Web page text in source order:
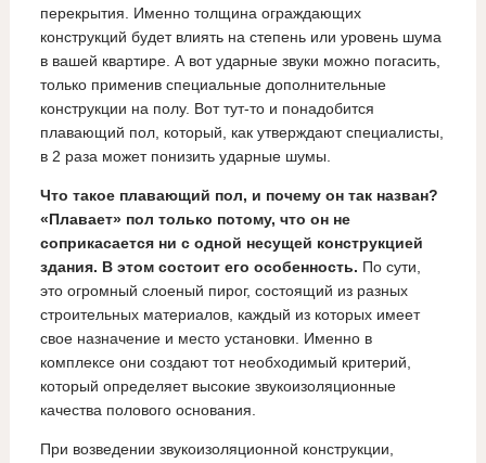
перекрытия. Именно толщина ограждающих
конструкций будет влиять на степень или уровень шума
в вашей квартире. А вот ударные звуки можно погасить,
только применив специальные дополнительные
конструкции на полу. Вот тут-то и понадобится
плавающий пол, который, как утверждают специалисты,
в 2 раза может понизить ударные шумы.
Что такое плавающий пол, и почему он так назван?
«Плавает» пол только потому, что он не
соприкасается ни с одной несущей конструкцией
здания. В этом состоит его особенность. По сути,
это огромный слоеный пирог, состоящий из разных
строительных материалов, каждый из которых имеет
свое назначение и место установки. Именно в
комплексе они создают тот необходимый критерий,
который определяет высокие звукоизоляционные
качества полового основания.
При возведении звукоизоляционной конструкции,